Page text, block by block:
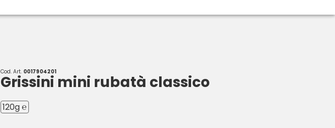
Cod. Art. 0017904201
Grissini mini rubatà classico
120g ℮